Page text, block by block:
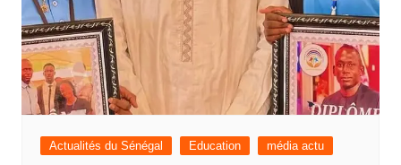
Actualités du Sénégal Education média actu